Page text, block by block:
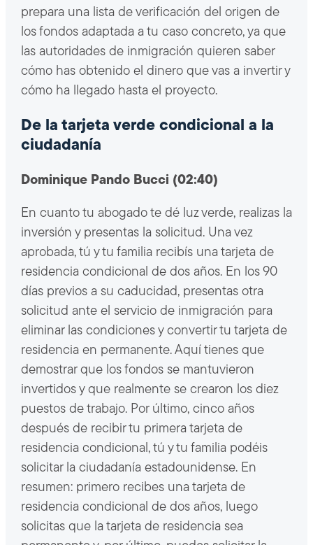
prepara una lista de verificación del origen de
los fondos adaptada a tu caso concreto, ya que
las autoridades de inmigración quieren saber
cómo has obtenido el dinero que vas a invertir y
cómo ha llegado hasta el proyecto.
De la tarjeta verde condicional a la
ciudadanía
Dominique Pando Bucci (02:40)
En cuanto tu abogado te dé luz verde, realizas la
inversión y presentas la solicitud. Una vez
aprobada, tú y tu familia recibís una tarjeta de
residencia condicional de dos años. En los 90
días previos a su caducidad, presentas otra
solicitud ante el servicio de inmigración para
eliminar las condiciones y convertir tu tarjeta de
residencia en permanente. Aquí tienes que
demostrar que los fondos se mantuvieron
invertidos y que realmente se crearon los diez
puestos de trabajo. Por último, cinco años
después de recibir tu primera tarjeta de
residencia condicional, tú y tu familia podéis
solicitar la ciudadanía estadounidense. En
resumen: primero recibes una tarjeta de
residencia condicional de dos años, luego
solicitas que la tarjeta de residencia sea